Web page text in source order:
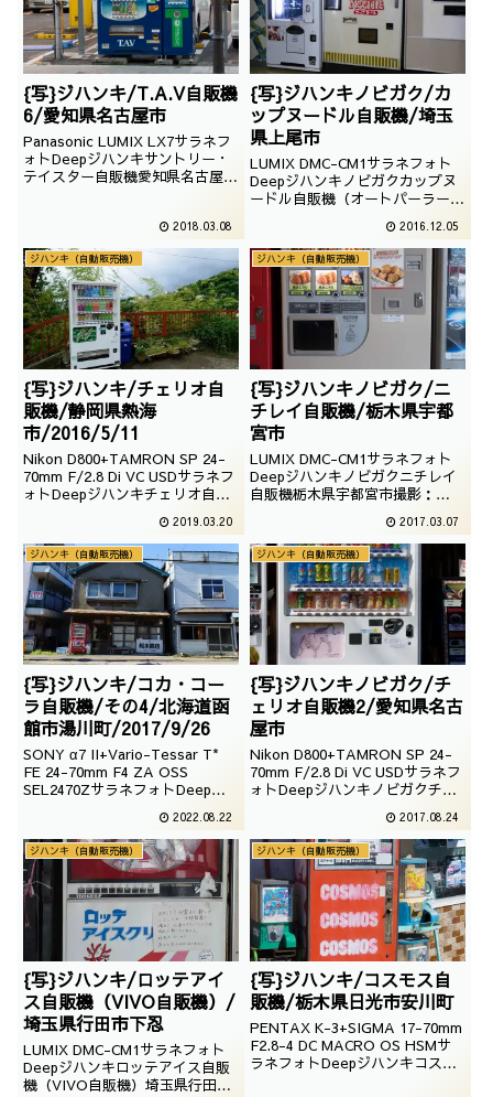
{写}ジハンキ/T.A.V自販機
6/愛知県名古屋市
Panasonic LUMIX LX7サラネフ
ォトDeepジハンキサントリー・
テイスター自販機愛知県名古屋市
2018.03.08
{写}ジハンキノビガク/カ
ップヌードル自販機/埼玉
県上尾市
LUMIX DMC-CM1サラネフォト
Deepジハンキノビガクカップヌ
ードル自販機（オートパーラー上
2016.12.05
ジハンキ（自動販売機）
{写}ジハンキ/チェリオ自
販機/静岡県熱海
市/2016/5/11
Nikon D800+TAMRON SP 24-
70mm F/2.8 Di VC USDサラネフ
ォトDeepジハンキチェリオ自販
2019.03.20
ジハンキ（自動販売機）
{写}ジハンキノビガク/ニ
チレイ自販機/栃木県宇都
宮市
LUMIX DMC-CM1サラネフォト
Deepジハンキノビガクニチレイ
自販機栃木県宇都宮市撮影：
2017.03.07
ジハンキ（自動販売機）
{写}ジハンキ/コカ・コー
ラ自販機/その4/北海道函
館市湯川町/2017/9/26
SONY α7 II+Vario-Tessar T*
FE 24-70mm F4 ZA OSS
SEL2470ZサラネフォトDeepジ
2022.08.22
ジハンキ（自動販売機）
{写}ジハンキノビガク/チ
ェリオ自販機2/愛知県名古
屋市
Nikon D800+TAMRON SP 24-
70mm F/2.8 Di VC USDサラネフ
ォトDeepジハンキノビガクチェ
2017.08.24
ジハンキ（自動販売機）
{写}ジハンキ/ロッテアイ
ス自販機（VIVO自販機）/
埼玉県行田市下忍
LUMIX DMC-CM1サラネフォト
Deepジハンキロッテアイス自販
機（VIVO自販機）埼玉県行田市
ジハンキ（自動販売機）
{写}ジハンキ/コスモス自
販機/栃木県日光市安川町
PENTAX K-3+SIGMA 17-70mm
F2.8-4 DC MACRO OS HSMサ
ラネフォトDeepジハンキコスモ